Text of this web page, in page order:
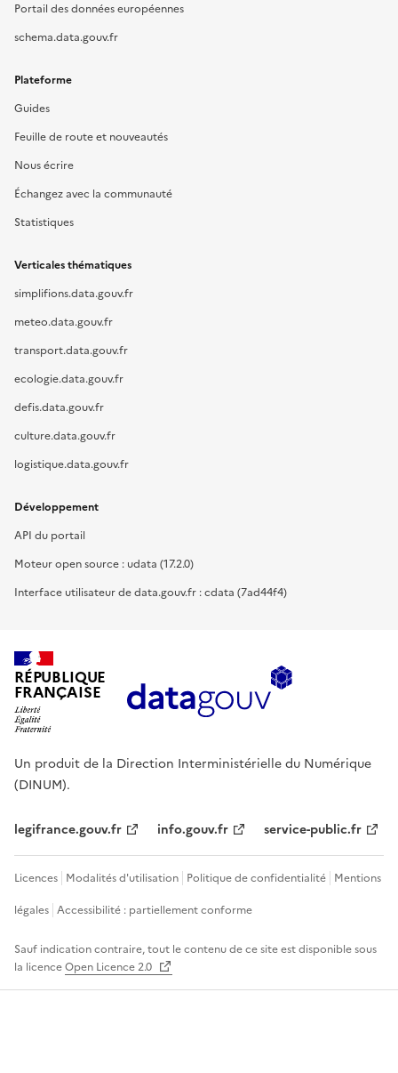
Portail des données européennes
schema.data.gouv.fr
Plateforme
Guides
Feuille de route et nouveautés
Nous écrire
Échangez avec la communauté
Statistiques
Verticales thématiques
simplifions.data.gouv.fr
meteo.data.gouv.fr
transport.data.gouv.fr
ecologie.data.gouv.fr
defis.data.gouv.fr
culture.data.gouv.fr
logistique.data.gouv.fr
Développement
API du portail
Moteur open source : udata (17.2.0)
Interface utilisateur de data.gouv.fr : cdata (7ad44f4)
RÉPUBLIQUE
FRANÇAISE
Un produit de la Direction Interministérielle du Numérique
(DINUM).
legifrance.gouv.fr info.gouv.fr service-public.fr
Licences Modalités d'utilisation Politique de confidentialité Mentions
légales Accessibilité : partiellement conforme
Sauf indication contraire, tout le contenu de ce site est disponible sous
la licenceOpen Licence 2.0